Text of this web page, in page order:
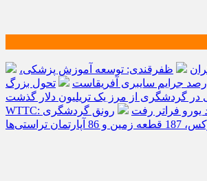
ظفرقندی: توسعه آموزش پزشکی،
تحول بزرگ
در گردشگری از مرز یک تریلیون دلار گذشت/
رونق گردشگری